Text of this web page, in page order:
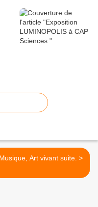
Musique, Art vivant suite. >